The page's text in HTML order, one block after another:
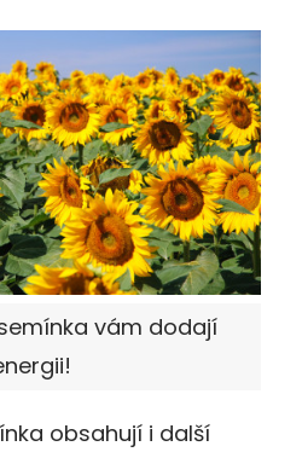
vám dodají
obsahují i další